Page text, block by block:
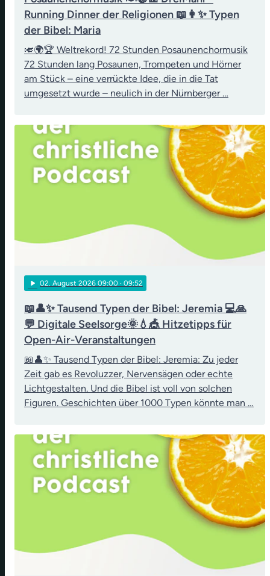
Running Dinner der Religionen 📖👩✨ Typen
der Bibel: Maria
🎺🌍🏆 Weltrekord! 72 Stunden Posaunenchormusik
72 Stunden lang Posaunen, Trompeten und Hörner
am Stück – eine verrückte Idee, die in die Tat
umgesetzt wurde – neulich in der Nürnberger …
play_arrow 02. August 2026 09:00 · 09:52
📖👤✨ Tausend Typen der Bibel: Jeremia 💻🙏
💬 Digitale Seelsorge🌞💧🎪 Hitzetipps für
Open-Air-Veranstaltungen
📖👤✨ Tausend Typen der Bibel: Jeremia: Zu jeder
Zeit gab es Revoluzzer, Nervensägen oder echte
Lichtgestalten. Und die Bibel ist voll von solchen
Figuren. Geschichten über 1000 Typen könnte man …